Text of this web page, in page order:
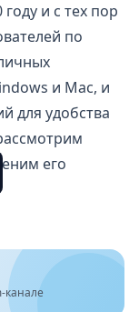
и с тех пор
по
и Mac, и
для удобства
его
и
канале